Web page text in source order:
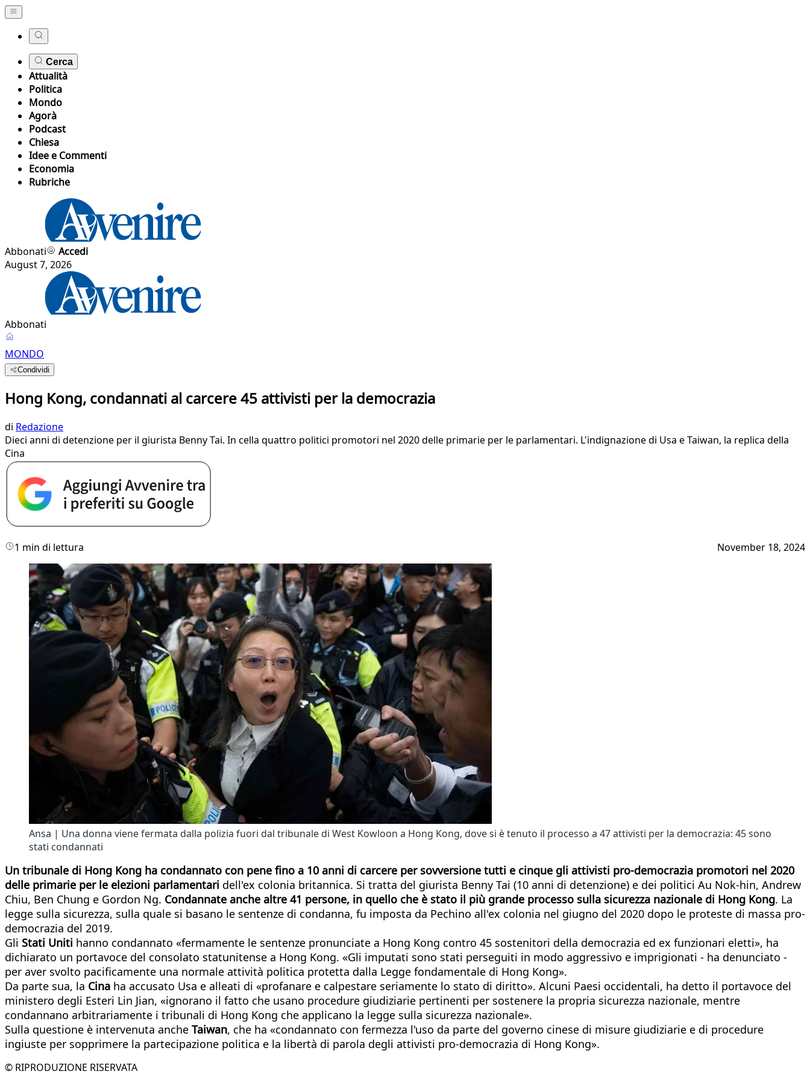
Cerca
Attualità
Politica
Mondo
Agorà
Podcast
Chiesa
Idee e Commenti
Economia
Rubriche
Abbonati
Accedi
August 7, 2026
Abbonati
MONDO
Condividi
Hong Kong, condannati al carcere 45 attivisti per la democrazia
di Redazione
Dieci anni di detenzione per il giurista Benny Tai. In cella quattro politici promotori nel 2020 delle primarie per le parlamentari. L'indignazione di Usa e Taiwan, la replica della
Cina
1 min di lettura November 18, 2024
Ansa | Una donna viene fermata dalla polizia fuori dal tribunale di West Kowloon a Hong Kong, dove si è tenuto il processo a 47 attivisti per la democrazia: 45 sono
stati condannati
Un tribunale di Hong Kong ha condannato con pene fino a 10 anni di carcere per sovversione tutti e cinque gli attivisti pro-democrazia promotori nel 2020
delle primarie per le elezioni parlamentari dell'ex colonia britannica. Si tratta del giurista Benny Tai (10 anni di detenzione) e dei politici Au Nok-hin, Andrew
Chiu, Ben Chung e Gordon Ng. Condannate anche altre 41 persone, in quello che è stato il più grande processo sulla sicurezza nazionale di Hong Kong. La
legge sulla sicurezza, sulla quale si basano le sentenze di condanna, fu imposta da Pechino all'ex colonia nel giugno del 2020 dopo le proteste di massa pro-
democrazia del 2019.
Gli Stati Uniti hanno condannato «fermamente le sentenze pronunciate a Hong Kong contro 45 sostenitori della democrazia ed ex funzionari eletti», ha
dichiarato un portavoce del consolato statunitense a Hong Kong. «Gli imputati sono stati perseguiti in modo aggressivo e imprigionati - ha denunciato -
per aver svolto pacificamente una normale attività politica protetta dalla Legge fondamentale di Hong Kong».
Da parte sua, la Cina ha accusato Usa e alleati di «profanare e calpestare seriamente lo stato di diritto». Alcuni Paesi occidentali, ha detto il portavoce del
ministero degli Esteri Lin Jian, «ignorano il fatto che usano procedure giudiziarie pertinenti per sostenere la propria sicurezza nazionale, mentre
condannano arbitrariamente i tribunali di Hong Kong che applicano la legge sulla sicurezza nazionale».
Sulla questione è intervenuta anche Taiwan, che ha «condannato con fermezza l'uso da parte del governo cinese di misure giudiziarie e di procedure
ingiuste per sopprimere la partecipazione politica e la libertà di parola degli attivisti pro-democrazia di Hong Kong».
© RIPRODUZIONE RISERVATA